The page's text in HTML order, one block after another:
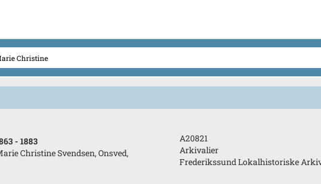
- 1883
Christine Svendsen, Onsved,
A20821
Arkivalier
Frederikssund Lokalhistoriske